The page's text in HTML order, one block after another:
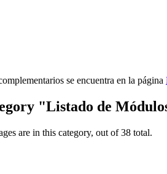
se encuentra en la página
"Listado de
are in this category, out of 38 total.